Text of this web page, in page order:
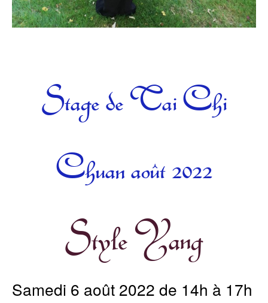
Stage de Tai Chi
Chuan août 2022
Style Yang
Samedi 6 août 2022 de 14h à 17h